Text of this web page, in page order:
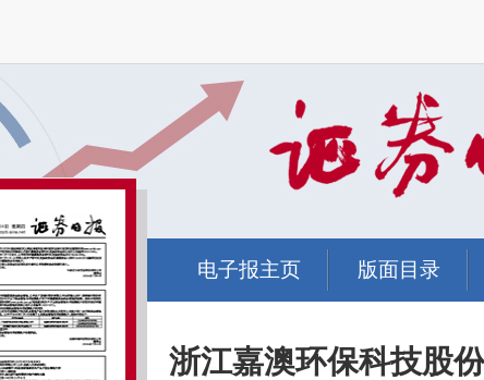
电子报主页 版面目录
浙江嘉澳环保科技股